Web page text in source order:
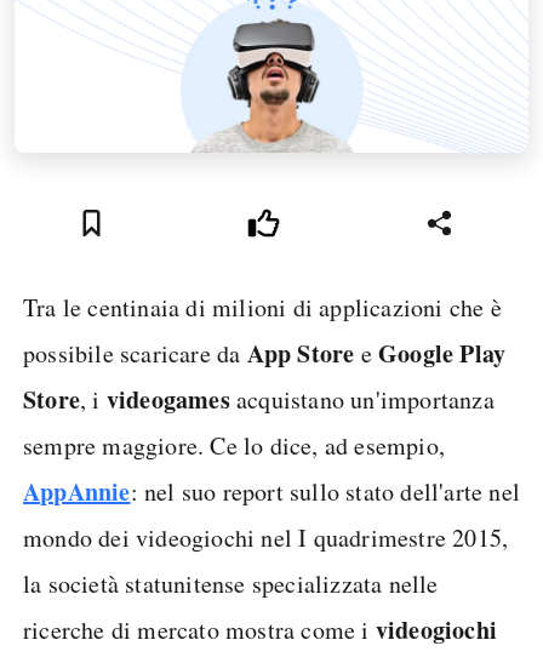
Tra le centinaia di milioni di applicazioni che è
possibile scaricare da App Store eGoogle Play
Store, i videogamesacquistano un'importanza
sempre maggiore. Ce lo dice, ad esempio,
AppAnnie: nel suo report sullo stato dell'arte nel
mondo dei videogiochi nel I quadrimestre 2015,
la società statunitense specializzata nelle
ricerche di mercato mostra come i videogiochi